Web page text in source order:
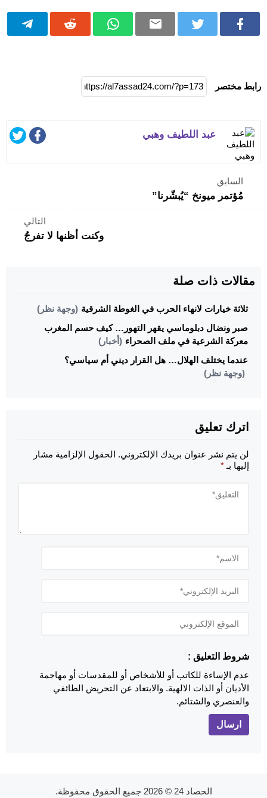
رابط مختصر
عبد اللطيف وهبي
السابق
مُؤتمر ميونخ “يُبشّرنا”
التالي
وكنت أظنها لا تفرجُ
مقالات ذات صلة
ثلاثة خيارات لانهاء الحرب في الغوطة الشرقية (وجهة نظر)
صبر ونضال دبلوماسي يقهر التهور… كيف حسم المغرب
معركة الشرعية في ملف الصحراء (أخبار)
عندما يختلف الهلال… هل القرار ديني أم سياسي؟
(وجهة نظر)
اترك تعليق
لن يتم نشر عنوان بريدك الإلكتروني. الحقول الإلزامية مشار
إليها بـ *
شروط التعليق :
عدم الإساءة للكاتب أو للأشخاص أو للمقدسات أو مهاجمة
الأديان أو الذات الالهية. والابتعاد عن التحريض الطائفي
والعنصري والشتائم.
الحصاد 24 © 2026 جميع الحقوق محفوظة.